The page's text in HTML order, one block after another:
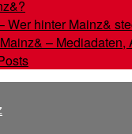
Wer hinter Mainz&
– Mediadaten,